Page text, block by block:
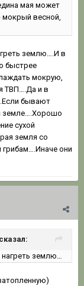
мая может
мокрый весной,
землю….И в
быстрее
мокрую,
ТВП….Да и в
бывают
земле….Хорошо
сухой
земля со
грибам….Иначе они
землю…